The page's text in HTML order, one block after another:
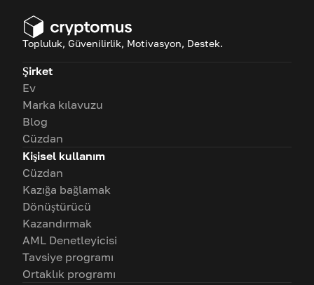
Topluluk, Güvenilirlik, Motivasyon, Destek.
Şirket
Ev
Marka kılavuzu
Blog
Cüzdan
Kişisel kullanım
Cüzdan
Kazığa bağlamak
Dönüştürücü
Kazandırmak
AML Denetleyicisi
Tavsiye programı
Ortaklık programı